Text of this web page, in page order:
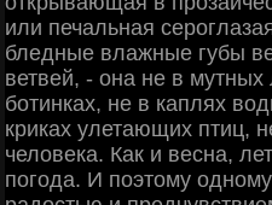
или печальная
бледные влажные губы
ветвей, - она не в
ботинках, не в каплях
криках улетающих птиц,
человека. Как и весна,
погода. И поэтому